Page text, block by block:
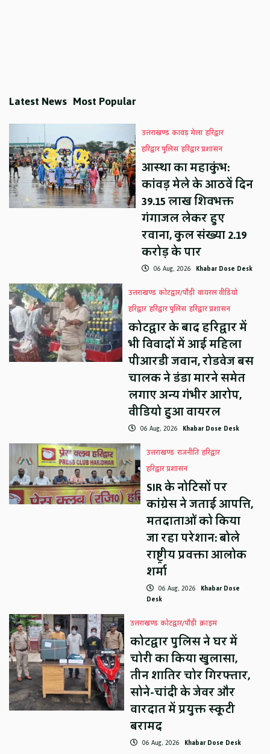
Latest News Most Popular
उत्तराखण्ड कावड़ मेला हरिद्वार
हरिद्वार पुलिस हरिद्वार प्रशासन
आस्था का महाकुंभ:
कांवड़ मेले के आठवें दिन
39.15 लाख शिवभक्त
गंगाजल लेकर हुए
रवाना, कुल संख्या 2.19
करोड़ के पार
06 Aug, 2026 Khabar Dose Desk
उत्तराखण्ड कोटद्वार/पौड़ी वायरल वीडियो
हरिद्वार हरिद्वार पुलिस हरिद्वार प्रशासन
कोटद्वार के बाद हरिद्वार में
भी विवादों में आई महिला
पीआरडी जवान, रोडवेज बस
चालक ने डंडा मारने समेत
लगाए अन्य गंभीर आरोप,
वीडियो हुआ वायरल
06 Aug, 2026 Khabar Dose Desk
उत्तराखण्ड राजनीति हरिद्वार
हरिद्वार प्रशासन
SIR के नोटिसों पर
कांग्रेस ने जताई आपत्ति,
मतदाताओं को किया
जा रहा परेशान: बोले
राष्ट्रीय प्रवक्ता आलोक
शर्मा
06 Aug, 2026 Khabar Dose
Desk
उत्तराखण्ड कोटद्वार/पौड़ी क्राइम
कोटद्वार पुलिस ने घर में
चोरी का किया खुलासा,
तीन शातिर चोर गिरफ्तार,
सोने-चांदी के जेवर और
वारदात में प्रयुक्त स्कूटी
बरामद
06 Aug, 2026 Khabar Dose Desk